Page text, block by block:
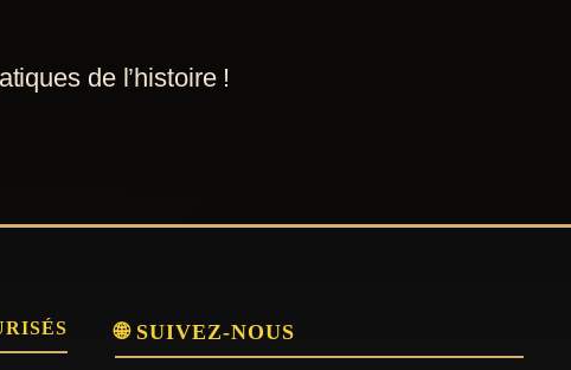
de l’histoire !
🌐 SUIVEZ-NOUS